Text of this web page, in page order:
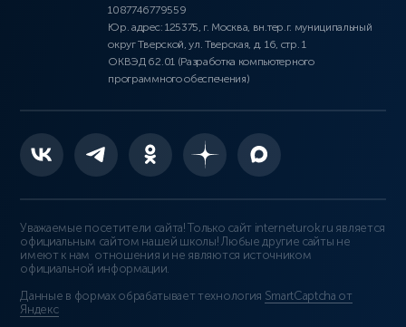
1087746779559
Юр. адрес: 125375, г. Москва, вн.тер.г. муниципальный
округ Тверской, ул. Тверская, д. 16, стр. 1
ОКВЭД 62.01 (Разработка компьютерного
программного обеспечения)
Уважаемые посетители сайта! Только сайт interneturok.ru является
официальным сайтом нашей школы! Любые другие сайты не
имеют к нам отношения и не являются источником
официальной информации.
Данные в формах обрабатывает технология SmartCaptcha от
Яндекс